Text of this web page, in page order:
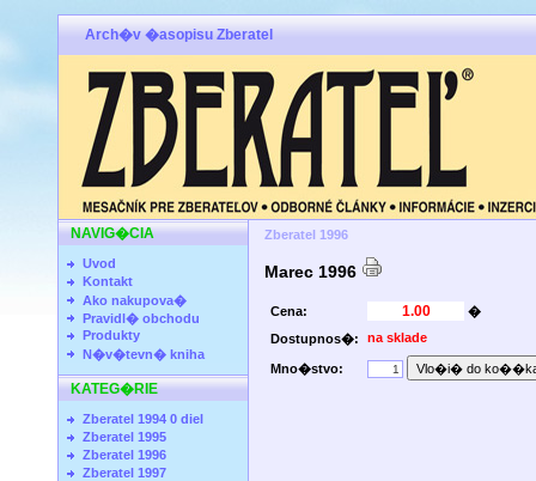
Arch�v �asopisu Zberatel
NAVIG�CIA
Uvod
Kontakt
Ako nakupova�
Pravidl� obchodu
Produkty
N�v�tevn� kniha
KATEG�RIE
Zberatel 1994 0 diel
Zberatel 1995
Zberatel 1996
Zberatel 1997
Zberatel 1996
Marec 1996
Cena:
�
Dostupnos�:
na sklade
Mno�stvo: